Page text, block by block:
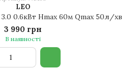
LEO
0.6кВт Hmax 60м Qmax 50л/хв
3 990 грн
В наявності